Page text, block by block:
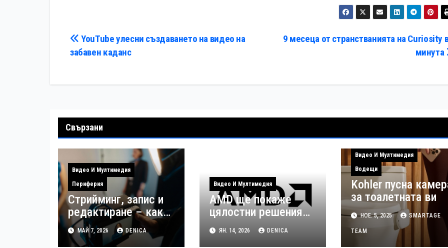
Навигация
9 месеца от странстванията на Curiosity
минута
YouTube улесни създаването на видео на
забавен каданс
Свързани
Видео И Мултимедия
Периферия
Стрийминг, запис и
редактиране – как
да управлявате
файловете си като
МАЙ 7, 2026 DENICA
Видео И Мултимедия
AMD ще покаже
цялостни решения
за аудио-видео
излъчвания по
ЯН. 14, 2026 DENICA
Видео И Мултимедия
Водещи
Kohler пусна
за тоалетната ви
НОЕ. 5, 2025 SMARTAGE
TEAM